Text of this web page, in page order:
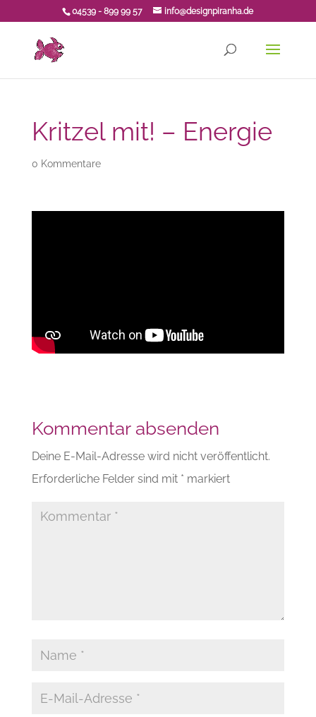
04539 - 899 99 57 info@designpiranha.de
Kritzel mit! – Energie
0 Kommentare
Kommentar absenden
Deine E-Mail-Adresse wird nicht veröffentlicht.
Erforderliche Felder sind mit * markiert